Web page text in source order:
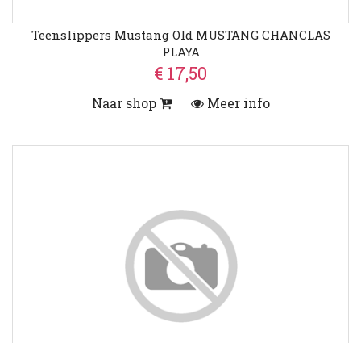
Teenslippers Mustang Old MUSTANG CHANCLAS
PLAYA
€ 17,50
Naar shop Meer info